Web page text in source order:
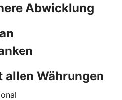
Abwicklung
allen Währungen